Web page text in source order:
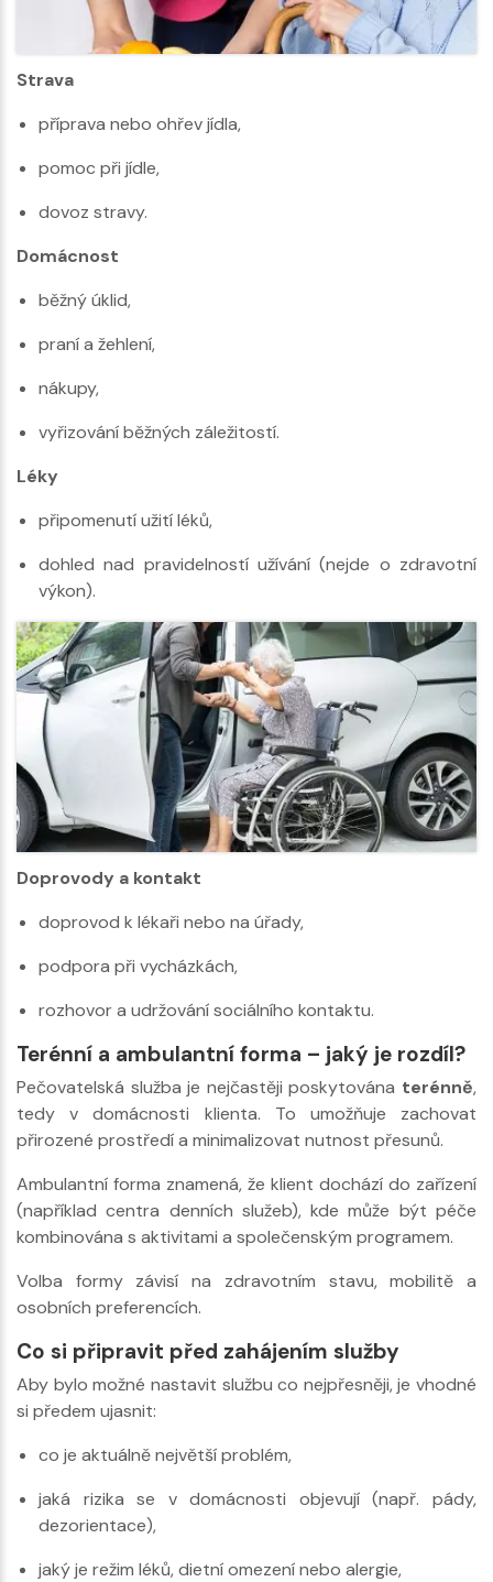
Strava
příprava nebo ohřev jídla,
pomoc při jídle,
dovoz stravy.
Domácnost
běžný úklid,
praní a žehlení,
nákupy,
vyřizování běžných záležitostí.
Léky
připomenutí užití léků,
dohled nad pravidelností užívání (nejde o zdravotní
výkon).
Doprovody a kontakt
doprovod k lékaři nebo na úřady,
podpora při vycházkách,
rozhovor a udržování sociálního kontaktu.
Terénní a ambulantní forma – jaký je rozdíl?
Pečovatelská služba je nejčastěji poskytována terénně,
tedy v domácnosti klienta. To umožňuje zachovat
přirozené prostředí a minimalizovat nutnost přesunů.
Ambulantní forma znamená, že klient dochází do zařízení
(například centra denních služeb), kde může být péče
kombinována s aktivitami a společenským programem.
Volba formy závisí na zdravotním stavu, mobilitě a
osobních preferencích.
Co si připravit před zahájením služby
Aby bylo možné nastavit službu co nejpřesněji, je vhodné
si předem ujasnit:
co je aktuálně největší problém,
jaká rizika se v domácnosti objevují (např. pády,
dezorientace),
jaký je režim léků, dietní omezení nebo alergie,